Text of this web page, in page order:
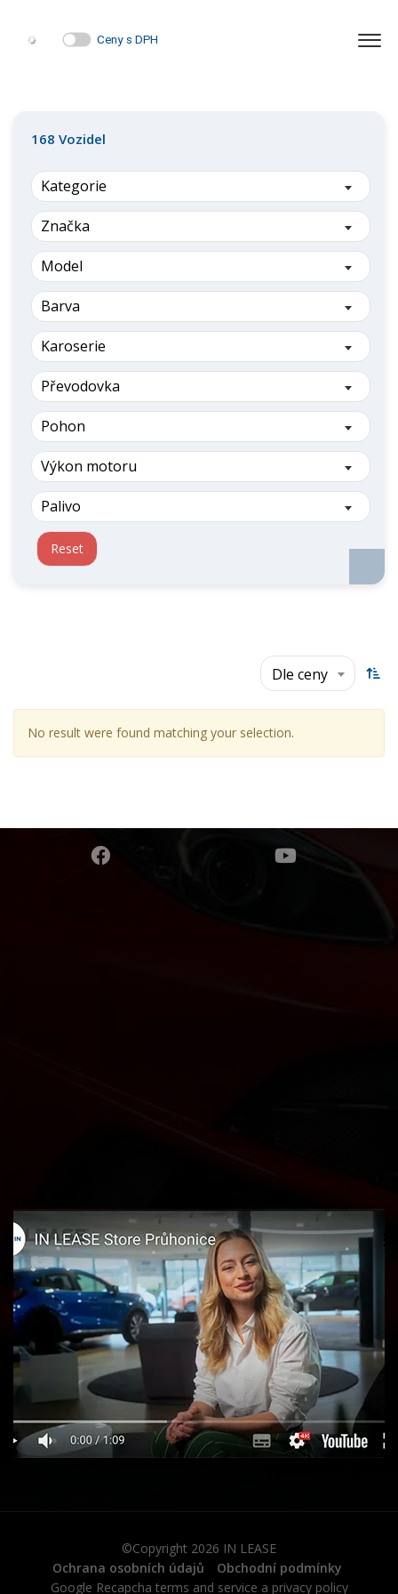
Ceny s DPH
168 Vozidel
Kategorie
Značka
Model
Barva
Karoserie
Převodovka
Pohon
Výkon motoru
Palivo
Reset
Dle ceny
No result were found matching your selection.
©Copyright 2026 IN LEASE
Ochrana osobních údajů
Obchodní podmínky
Google Recapcha terms and service a privacy policy